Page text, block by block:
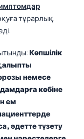
тұрарлық.
Көпшілік
немесе
көбіне
ем
әдетте түзету